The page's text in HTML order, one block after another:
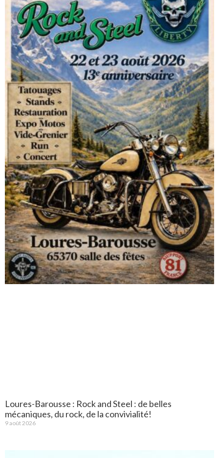
Loures-Barousse : Rock and Steel : de belles
mécaniques, du rock, de la convivialité!
9 août 2026